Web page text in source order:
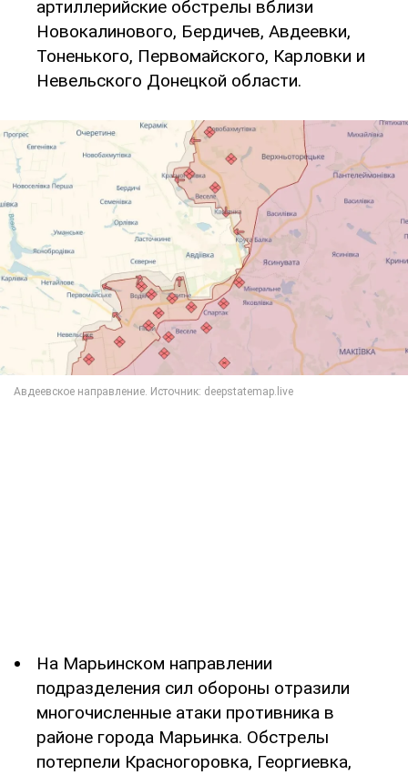
артиллерийские обстрелы вблизи
Новокалинового, Бердичев, Авдеевки,
Тоненького, Первомайского, Карловки и
Невельского Донецкой области.
На Марьинском направлении
подразделения сил обороны отразили
многочисленные атаки противника в
районе города Марьинка. Обстрелы
потерпели Красногоровка, Георгиевка,